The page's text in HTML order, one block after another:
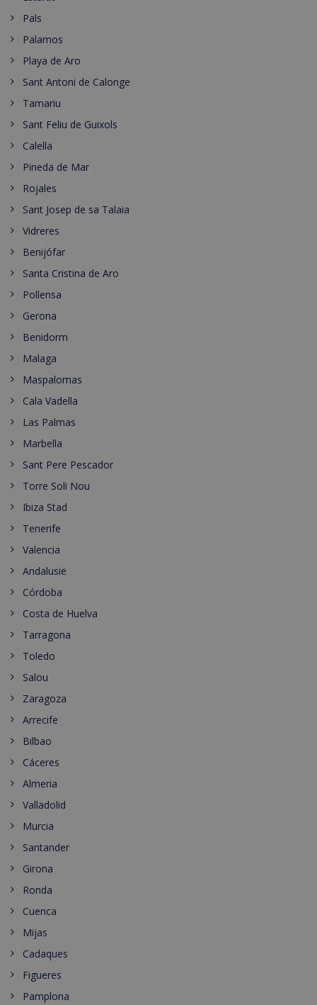
Pals
Palamos
Playa de Aro
Sant Antoni de Calonge
Tamariu
Sant Feliu de Guixols
Calella
Pineda de Mar
Rojales
Sant Josep de sa Talaia
Vidreres
Benijófar
Santa Cristina de Aro
Pollensa
Gerona
Benidorm
Malaga
Maspalomas
Cala Vadella
Las Palmas
Marbella
Sant Pere Pescador
Torre Soli Nou
Ibiza Stad
Tenerife
Valencia
Andalusië
Córdoba
Costa de Huelva
Tarragona
Toledo
Salou
Zaragoza
Arrecife
Bilbao
Cáceres
Almeria
Valladolid
Murcia
Santander
Girona
Ronda
Cuenca
Mijas
Cadaques
Figueres
Pamplona